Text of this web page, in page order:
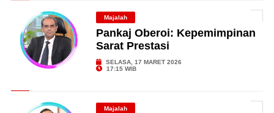
Majalah
Pankaj Oberoi: Kepemimpinan
Sarat Prestasi
SELASA, 17 MARET 2026
17:15 WIB
Majalah